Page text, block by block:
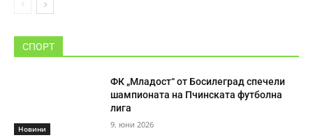
СПОРТ
Новини
ФК „Младост“ от Босилеград спечели
шампионата на Пчинската футболна
лига
9. юни 2026